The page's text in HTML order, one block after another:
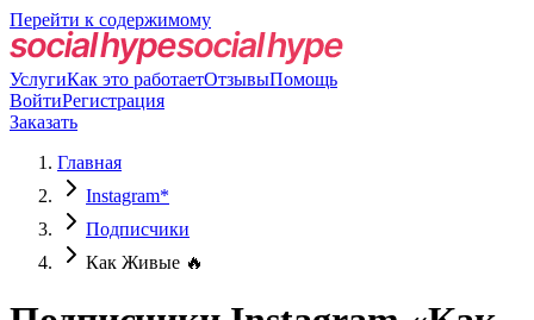
Перейти к содержимому
УслугиКак это работаетОтзывыПомощь
ВойтиРегистрация
Заказать
Главная
Instagram*
Подписчики
Как Живые 🔥